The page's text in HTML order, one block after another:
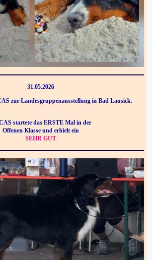
31.05.2026
zur Landesgruppenausstellung in Bad Lausick.
startete das ERSTE Mal in der
Offenen Klasse und erhielt ein
SEHR GUT